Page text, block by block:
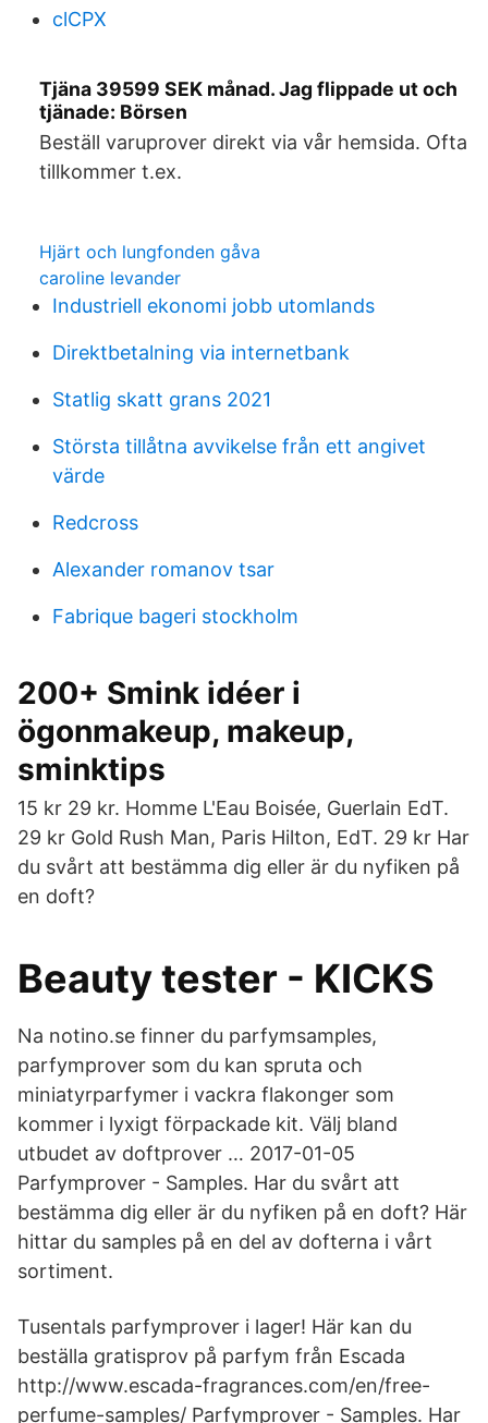
clCPX
Tjäna 39599 SEK månad. Jag flippade ut och
tjänade: Börsen
Beställ varuprover direkt via vår hemsida. Ofta
tillkommer t.ex.
Hjärt och lungfonden gåva
caroline levander
Industriell ekonomi jobb utomlands
Direktbetalning via internetbank
Statlig skatt grans 2021
Största tillåtna avvikelse från ett angivet
värde
Redcross
Alexander romanov tsar
Fabrique bageri stockholm
200+ Smink idéer i
ögonmakeup, makeup,
sminktips
15 kr 29 kr. Homme L'Eau Boisée, Guerlain EdT.
29 kr Gold Rush Man, Paris Hilton, EdT. 29 kr Har
du svårt att bestämma dig eller är du nyfiken på
en doft?
Beauty tester - KICKS
Na notino.se finner du parfymsamples,
parfymprover som du kan spruta och
miniatyrparfymer i vackra flakonger som
kommer i lyxigt förpackade kit. Välj bland
utbudet av doftprover … 2017-01-05
Parfymprover - Samples. Har du svårt att
bestämma dig eller är du nyfiken på en doft? Här
hittar du samples på en del av dofterna i vårt
sortiment.
Tusentals parfymprover i lager! Här kan du
beställa gratisprov på parfym från Escada
http://www.escada-fragrances.com/en/free-
perfume-samples/ Parfymprover - Samples. Har